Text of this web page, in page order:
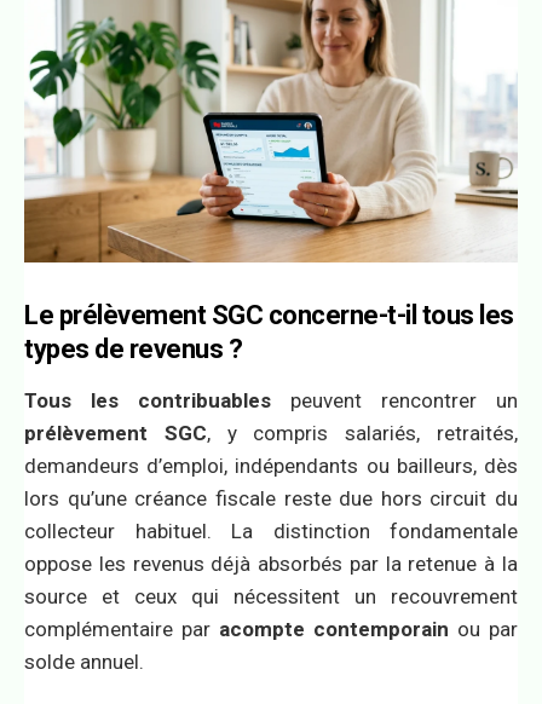
Le prélèvement SGC concerne-t-il tous les
types de revenus ?
Tous les contribuables peuvent rencontrer un
prélèvement SGC, y compris salariés, retraités,
demandeurs d’emploi, indépendants ou bailleurs, dès
lors qu’une créance fiscale reste due hors circuit du
collecteur habituel. La distinction fondamentale
oppose les revenus déjà absorbés par la retenue à la
source et ceux qui nécessitent un recouvrement
complémentaire par acompte contemporain ou par
solde annuel.